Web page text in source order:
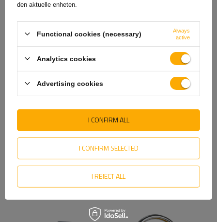
Dromet-kontakt for M10-
17,72 NOKnetto
M12 U-bolt med muttere og
37,63 NOKnetto
SE OGSÅ
den aktuelle enheten.
Functional cookies (necessary)
Always
active
Analytics cookies
Advertising cookies
I CONFIRM SELECTED
I REJECT ALL
I CONFIRM ALL